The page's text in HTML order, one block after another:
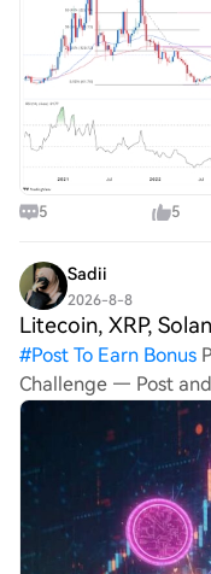
5 5
Sadii
2026-8-8
Litecoin, XRP,
#Post To Earn Bonus
Challenge — Post
Enter the Lucky
and BNB continue
market un